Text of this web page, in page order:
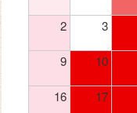
2 3
9 10
16 17